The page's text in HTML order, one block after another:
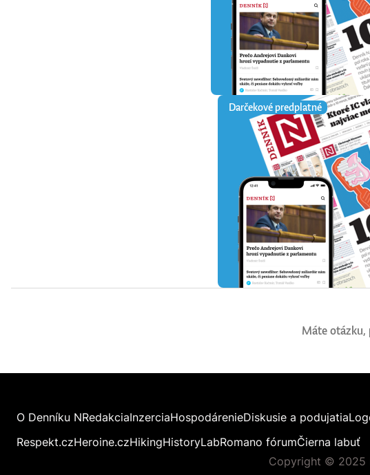
Darčekové predplatné
Máte otázku,
O Denníku NRedakciaInzerciaHospodárenieDiskusie a podujatia
Respekt.czHeroine.czHikingHistoryLabRomano fórumČierna labuť
Copyright © 2025